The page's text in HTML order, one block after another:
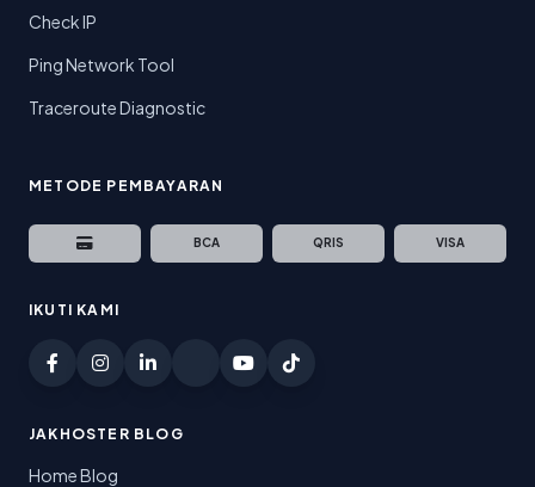
Check IP
Ping Network Tool
Traceroute Diagnostic
METODE PEMBAYARAN
BCA QRIS VISA
IKUTI KAMI
JAKHOSTER BLOG
Home Blog